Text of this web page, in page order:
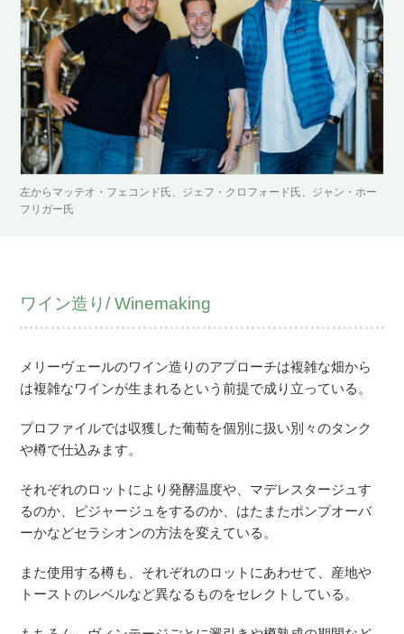
左からマッテオ・フェコンド氏、ジェフ・クロフォード氏、ジャン・ホー
フリガー氏
ワイン造り/ Winemaking
メリーヴェールのワイン造りのアプローチは複雑な畑から
は複雑なワインが生まれるという前提で成り立っている。
プロファイルでは収獲した葡萄を個別に扱い別々のタンク
や樽で仕込みます。
それぞれのロットにより発酵温度や、マデレスタージュす
るのか、ピジャージュをするのか、はたまたポンプオーバ
ーかなどセラシオンの方法を変えている。
また使用する樽も、それぞれのロットにあわせて、産地や
トーストのレベルなど異なるものをセレクトしている。